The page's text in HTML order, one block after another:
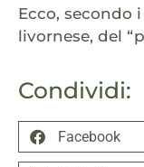
Condividi:
Facebook
Ecco, secondo
livornese, del